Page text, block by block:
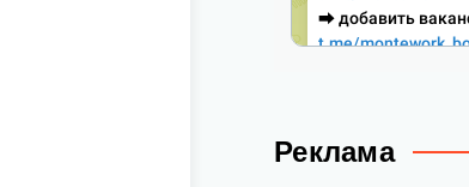
Реклама